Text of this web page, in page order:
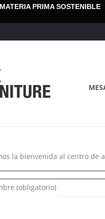
PRIMA SOSTENIBLE
la bienvenida al centro de
(obligatorio)